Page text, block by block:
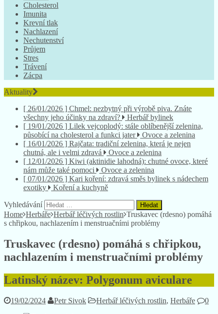
Cholesterol
Imunita
Krevní tlak
Nachlazení
Nechutenství
Průjem
Stres
Trávení
Zácpa
Aktuality
[ 26/01/2026 ] Chmel: nezbytný při výrobě piva. Znáte
všechny jeho účinky na zdraví?
Herbář bylinek
[ 19/01/2026 ] Lilek vejcoplodý: stále oblíbenější zelenina,
působící na cholesterol a funkci jater
Ovoce a zelenina
[ 16/01/2026 ] Rajčata: tradiční zelenina, která je nejen
chutná, ale i velmi zdravá
Ovoce a zelenina
[ 12/01/2026 ] Kiwi (aktinidie lahodná): chutné ovoce, které
nám může také pomoci
Ovoce a zelenina
[ 07/01/2026 ] Kari koření: zdravá směs bylinek s nádechem
exotiky
Koření a kuchyně
Vyhledávání
Home Herbáře Herbář léčivých rostlin Truskavec (rdesno) pomáhá
s chřipkou, nachlazením i menstruačními problémy
Truskavec (rdesno) pomáhá s chřipkou,
nachlazením i menstruačními problémy
Latinský název: Polygonum aviculare
19/02/2024 Petr Sivok Herbář léčivých rostlin, Herbáře 0